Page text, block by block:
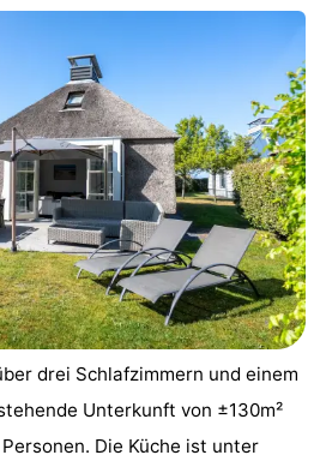
drei Schlafzimmern und einem
Unterkunft von ±130m²
Die Küche ist unter